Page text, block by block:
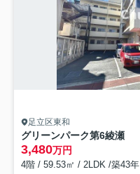
足立区東和
グリーンパーク第6綾瀬
3,480万円
4階 / 59.53㎡ / 2LDK /築43年